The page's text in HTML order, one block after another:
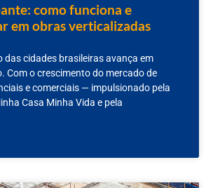
como funciona e
em obras verticalizadas
das cidades brasileiras avança em
Com o crescimento do mercado de
e comerciais — impulsionado pela
Casa Minha Vida e pela